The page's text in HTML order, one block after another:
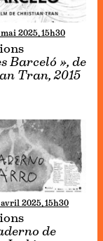
2025, 15h30
Barceló », de
Tran, 2015
2025, 15h30
de